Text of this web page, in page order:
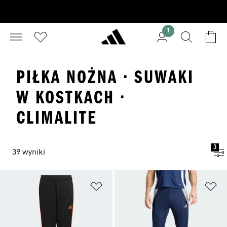
1
PIŁKA NOŻNA · SUWAKI
W KOSTKACH ·
CLIMALITE
39 wyniki
3
Dodaj do listy życzeń